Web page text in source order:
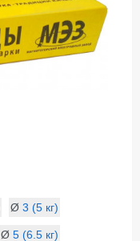
Ø 3 (5 кг)
Ø 5 (6.5 кг)